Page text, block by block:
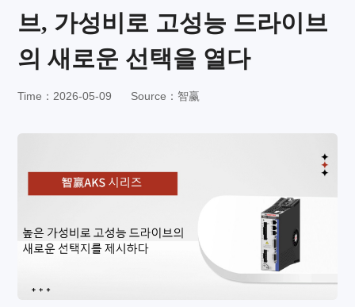
브, 가성비로 고성능 드라이브
의 새로운 선택을 열다
Time：2026-05-09 Source：智赢